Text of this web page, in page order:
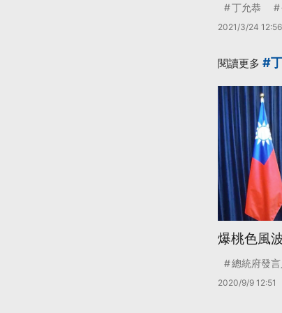
丁允恭
2021/3/24 12:56
閱讀更多 #
爆桃色風
總統府發言
2020/9/9 12:51